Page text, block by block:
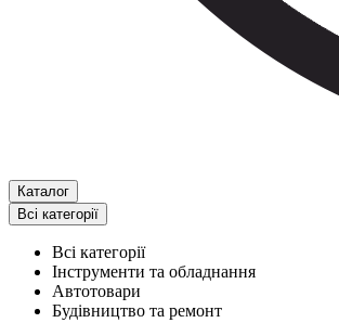
Каталог
Всі категорії
Всі категорії
Інструменти та обладнання
Автотовари
Будівництво та ремонт